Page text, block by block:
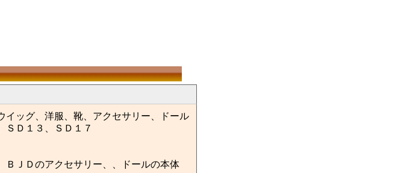
ッグ、洋服、靴、アクセサリー、ドール
ＳＤ１３、ＳＤ１７
ＢＪＤのアクセサリー、、ドールの本体